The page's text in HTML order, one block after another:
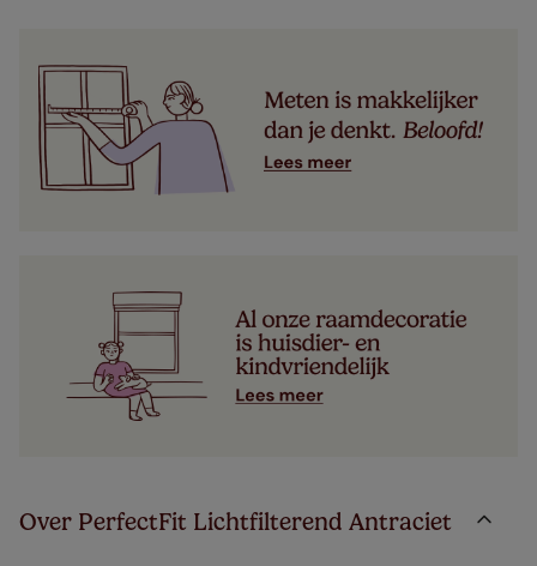
Over PerfectFit Lichtfilterend Antraciet